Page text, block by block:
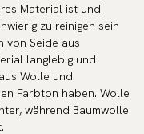
Material ist und
zu reinigen sein
von Seide aus
langlebig und
Wolle und
Farbton haben. Wolle
während Baumwolle